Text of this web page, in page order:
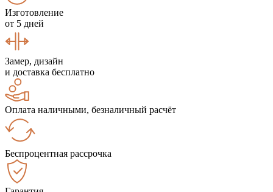
Изготовление
от 5 дней
Замер, дизайн
и доставка бесплатно
Оплата наличными, безналичный расчёт
Беспроцентная рассрочка